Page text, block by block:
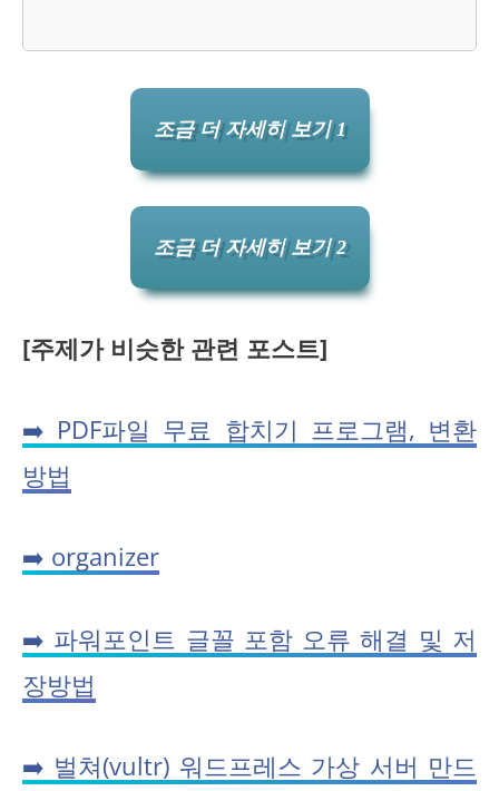
조금 더 자세히 보기 1
조금 더 자세히 보기 2
[주제가 비슷한 관련 포스트]
➡️ PDF파일 무료 합치기 프로그램, 변환
방법
➡️ organizer
➡️ 파워포인트 글꼴 포함 오류 해결 및 저
장방법
➡️ 벌쳐(vultr) 워드프레스 가상 서버 만드